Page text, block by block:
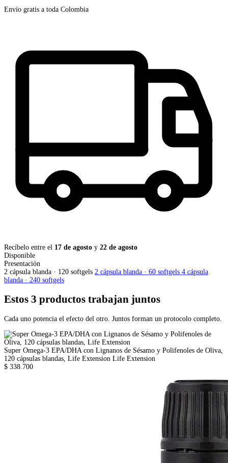
Envío gratis a toda Colombia
Recíbelo entre el 17 de agosto y 22 de agosto
Disponible
Presentación
2 cápsula blanda · 120 softgels 2 cápsula blanda · 60 softgels 4 cápsula
blanda · 240 softgels
Estos 3 productos trabajan juntos
Cada uno potencia el efecto del otro. Juntos forman un protocolo completo.
Super Omega-3 EPA/DHA con Lignanos de Sésamo y Polifenoles de Oliva,
120 cápsulas blandas, Life Extension Life Extension
$ 338.700